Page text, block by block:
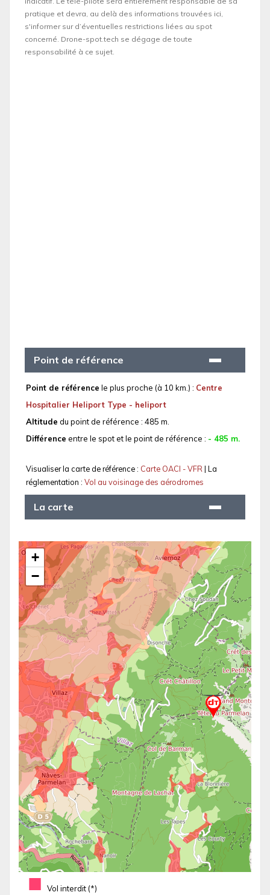
pratique et devra, au delà des informations trouvées ici,
s'informer sur d’éventuelles restrictions liées au spot
concerné. Drone-spot.tech se dégage de toute
responsabilité à ce sujet.
Point de référence
Point de référence le plus proche (à 10 km.) : Centre
Hospitalier Heliport Type - heliport
Altitude du point de référence : 485 m.
Différence entre le spot et le point de référence : - 485 m.
Visualiser la carte de référence : Carte OACI - VFR| La
réglementation : Vol au voisinage des aérodromes
La carte
■ Vol interdit (*)